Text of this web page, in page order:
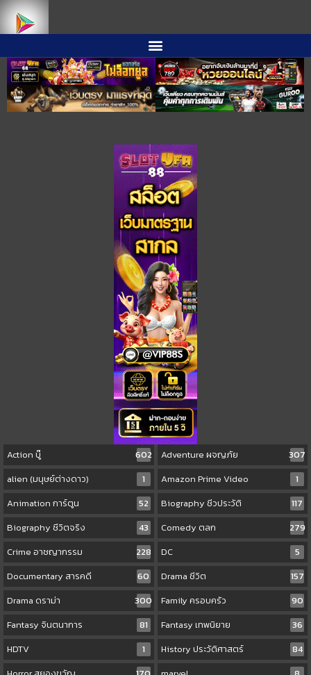
Action บู๊ 602 Adventure ผจญภัย
307
alien (มนุษย์ต่างดาว)
1 Amazon Prime Video
1
Animation การ์ตูน
52 Biography ชีวประวัติ
117
Biography ชีวิตจริง
43 Comedy ตลก
279
Crime อาชญากรรม
228 DC
5
Documentary สารคดี
60 Drama ชีวิต
157
Drama ดราม่า
300 Family ครอบครัว
90
Fantasy จินตนาการ
81 Fantasy เทพนิยาย
36
HDTV
1 History ประวัติศาสตร์
84